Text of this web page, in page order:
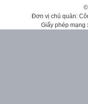
Đơn vị chủ quản:
Giấy phép mạng